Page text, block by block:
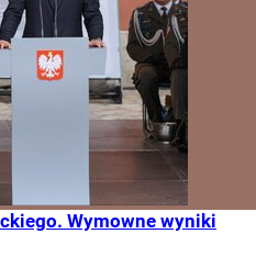
Wymowne wyniki